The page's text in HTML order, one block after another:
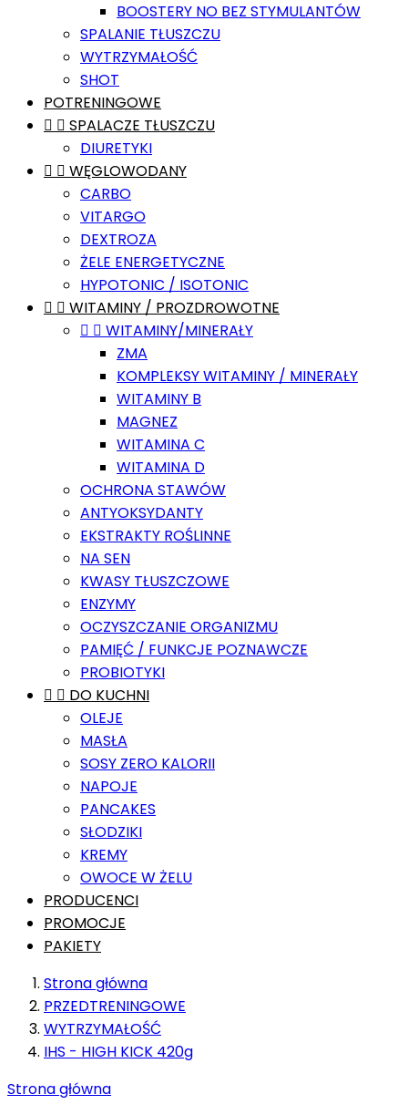
BOOSTERY NO BEZ STYMULANTÓW
SPALANIE TŁUSZCZU
WYTRZYMAŁOŚĆ
SHOT
POTRENINGOWE
  SPALACZE TŁUSZCZU
DIURETYKI
  WĘGLOWODANY
CARBO
VITARGO
DEXTROZA
ŻELE ENERGETYCZNE
HYPOTONIC / ISOTONIC
  WITAMINY / PROZDROWOTNE
  WITAMINY/MINERAŁY
ZMA
KOMPLEKSY WITAMINY / MINERAŁY
WITAMINY B
MAGNEZ
WITAMINA C
WITAMINA D
OCHRONA STAWÓW
ANTYOKSYDANTY
EKSTRAKTY ROŚLINNE
NA SEN
KWASY TŁUSZCZOWE
ENZYMY
OCZYSZCZANIE ORGANIZMU
PAMIĘĆ / FUNKCJE POZNAWCZE
PROBIOTYKI
  DO KUCHNI
OLEJE
MASŁA
SOSY ZERO KALORII
NAPOJE
PANCAKES
SŁODZIKI
KREMY
OWOCE W ŻELU
PRODUCENCI
PROMOCJE
PAKIETY
Strona główna
PRZEDTRENINGOWE
WYTRZYMAŁOŚĆ
IHS - HIGH KICK 420g
Strona główna